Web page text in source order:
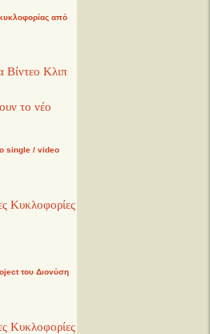
από
Βίντεο Κλιπ
single / video
Κυκλοφορίες
του Διονύση
Κυκλοφορίες